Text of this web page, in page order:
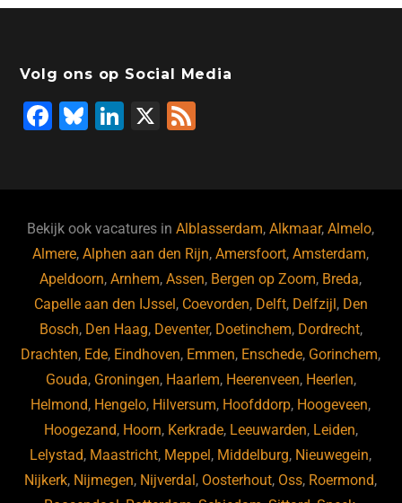
Volg ons op Social Media
F
b
o
o
k
Bl
ky
Li
dI
n
X
Bekijk ook vacatures inAlblasserdam,Alkmaar,Almelo,
Almere,Alphen aan den Rijn,Amersfoort,Amsterdam,
Apeldoorn,Arnhem,Assen, Bergen op Zoom, Breda,
Capelle aan den IJssel, Coevorden, Delft, Delfzijl, Den
Bosch, Den Haag, Deventer, Doetinchem, Dordrecht,
Drachten, Ede, Eindhoven, Emmen, Enschede, Gorinchem,
Gouda, Groningen, Haarlem, Heerenveen, Heerlen,
Helmond, Hengelo, Hilversum, Hoofddorp, Hoogeveen,
Hoogezand, Hoorn, Kerkrade, Leeuwarden, Leiden,
Lelystad, Maastricht, Meppel, Middelburg, Nieuwegein,
Nijkerk, Nijmegen, Nijverdal, Oosterhout, Oss, Roermond,